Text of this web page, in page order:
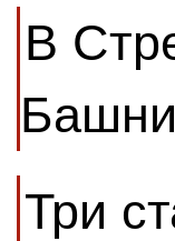
В
Три